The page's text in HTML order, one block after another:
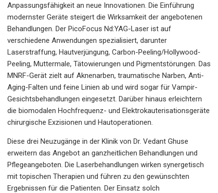
Anpassungsfähigkeit an neue Innovationen. Die Einführung
modernster Geräte steigert die Wirksamkeit der angebotenen
Behandlungen. Der PicoFocus Nd:YAG-Laser ist auf
verschiedene Anwendungen spezialisiert, darunter
Laserstraffung, Hautverjüngung, Carbon-Peeling/Hollywood-
Peeling, Muttermale, Tätowierungen und Pigmentstörungen. Das
MNRF-Gerät zielt auf Aknenarben, traumatische Narben, Anti-
Aging-Falten und feine Linien ab und wird sogar für Vampir-
Gesichtsbehandlungen eingesetzt. Darüber hinaus erleichtern
die biomodalen Hochfrequenz- und Elektrokauterisationsgeräte
chirurgische Exzisionen und Hautoperationen.
Diese drei Neuzugänge in der Klinik von Dr. Vedant Ghuse
erweitern das Angebot an ganzheitlichen Behandlungen und
Pflegeangeboten. Die Laserbehandlungen wirken synergetisch
mit topischen Therapien und führen zu den gewünschten
Ergebnissen für die Patienten. Der Einsatz solch